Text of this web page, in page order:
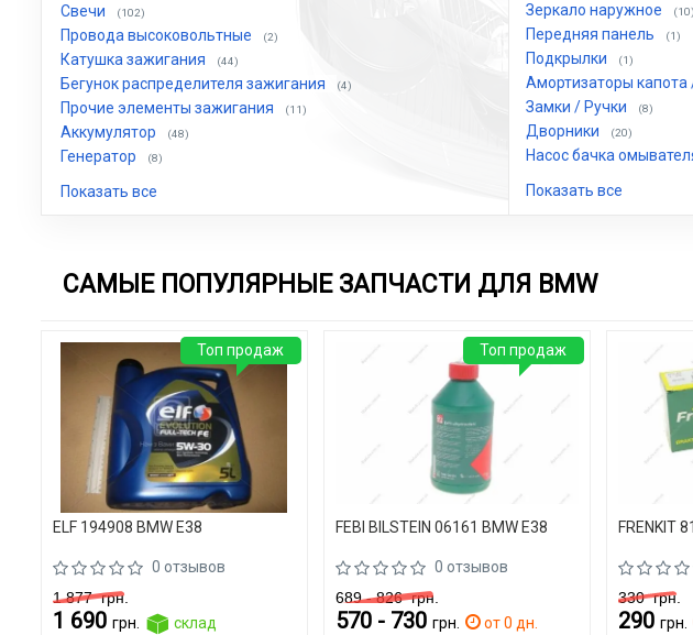
Свечи (102)
Провода высоковольтные (2)
Катушка зажигания (44)
Бегунок распределителя зажигания (4)
Прочие элементы зажигания (11)
Аккумулятор (48)
Генератор (8)
Показать все
Зеркало наружное (10)
Передняя панель (1)
Подкрылки (1)
Амортизаторы капота
Замки / Ручки (8)
Дворники (20)
Насос бачка
Показать все
САМЫЕ ПОПУЛЯРНЫЕ ЗАПЧАСТИ ДЛЯ BMW
ELF 194908 BMW E38
0 отзывов
1 877грн.
1 690 грн.
склад
Топ продаж
FEBI BILSTEIN 06161 BMW E38
0 отзывов
689 - 826грн.
570 - 730 грн.
от 0 дн.
Топ продаж
FRENKIT
330грн.
290 грн.